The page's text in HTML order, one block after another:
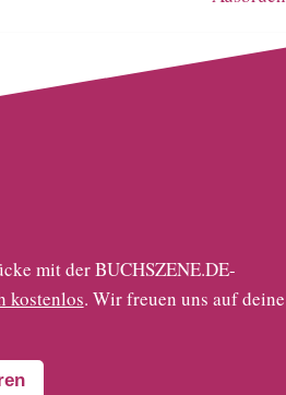
mit der BUCHSZENE.DE-
kostenlos. Wir freuen uns auf deine